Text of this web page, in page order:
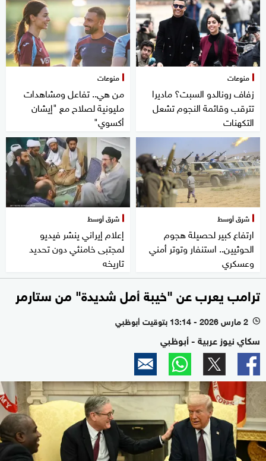
منوعات
زفاف رونالدو السبت؟ ماديرا
تترقب وقائمة النجوم تشعل
التكهنات
منوعات
من هي.. تفاعل ومشاهدات
مليونية لصلاح مع "إيشان
أكسوي"
شرق أوسط
ارتفاع كبير لحصيلة هجوم
الحوثيين.. استنفار وتوتر أمني
وعسكري
شرق أوسط
إعلام إيراني ينشر فيديو
لمجتبى خامنئي دون تحديد
تاريخه
ترامب يعرب عن "خيبة أمل شديدة" من ستارمر
l 2 مارس 2026 - 13:14 بتوقيت أبوظبي
سكاي نيوز عربية - أبوظبي